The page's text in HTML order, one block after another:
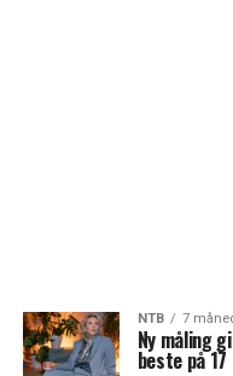
NTB 7
Ny måling
beste på 17